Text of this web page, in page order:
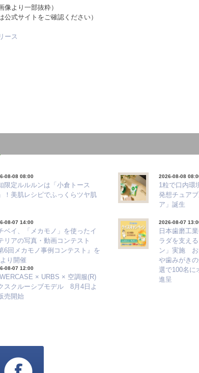
像より一部抜粋）
公式サイトをご確認ください）
ース
08-08 08:00
限定ルルルンは「小倉トース
！美肌レシピでふっくらツヤ肌
2026-08-08
1粒で口内環
発想チュア
ア」誕生
08-07 14:00
ベイ、「メカモノ」を使ったイ
リアの写真・動画コンテスト
6回メカモノ事例コンテスト』を
り開催
2026-08-07
日本歯磨工
ラダを支え
ン」実施 お
や歯みがき
選で100名に
進呈
08-07 12:00
× URBS × 空調服(R)
スクルーシブモデル 8月4日よ
売開始